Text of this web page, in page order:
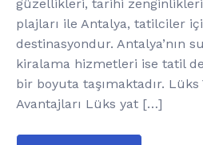
güzellikleri, tarihi zenginlikleri
plajları ile Antalya, tatilciler
destinasyondur. Antalya’nın
kiralama hizmetleri ise tatil
bir boyuta taşımaktadır. Lüks
Avantajları Lüks yat […]